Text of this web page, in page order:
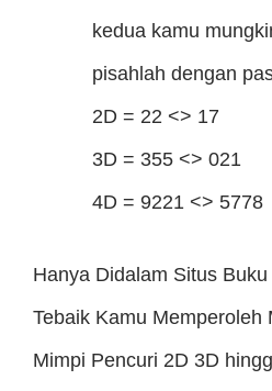
kedua kamu
pisahlah dengan
2D = 22 <> 17
3D = 355 <> 021
4D = 9221 <> 5778
Hanya Didalam Situs
Tebaik Kamu Memperoleh
Mimpi Pencuri 2D 3D